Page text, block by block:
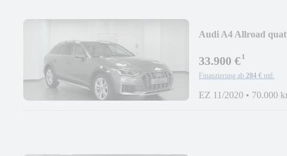
Audi A4 Allroad
33.900 €¹
Finanzierung ab 284 € mtl.
EZ 11/2020 • 70.000